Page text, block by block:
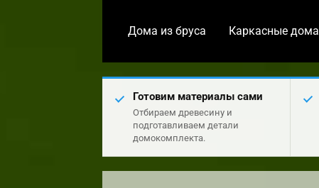
Дома из бруса Каркасные дома
Готовим материалы сами
Отбираем древесину и
подготавливаем детали
домокомплекта.